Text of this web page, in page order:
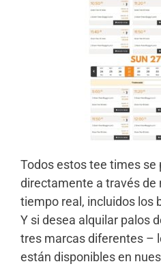
Todos estos tee times se
directamente a través de
tiempo real, incluidos los
Y si desea alquilar palos
tres marcas diferentes –
están disponibles en